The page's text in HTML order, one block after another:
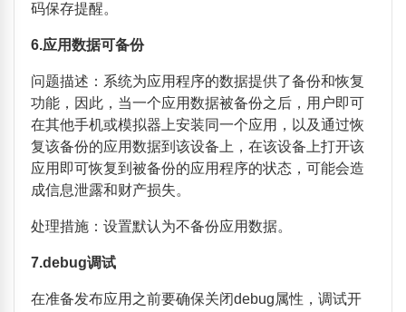
码保存提醒。
6.应用数据可备份
问题描述：系统为应用程序的数据提供了备份和恢复
功能，因此，当一个应用数据被备份之后，用户即可
在其他手机或模拟器上安装同一个应用，以及通过恢
复该备份的应用数据到该设备上，在该设备上打开该
应用即可恢复到被备份的应用程序的状态，可能会造
成信息泄露和财产损失。
处理措施：设置默认为不备份应用数据。
7.debug调试
在准备发布应用之前要确保关闭debug属性，调试开